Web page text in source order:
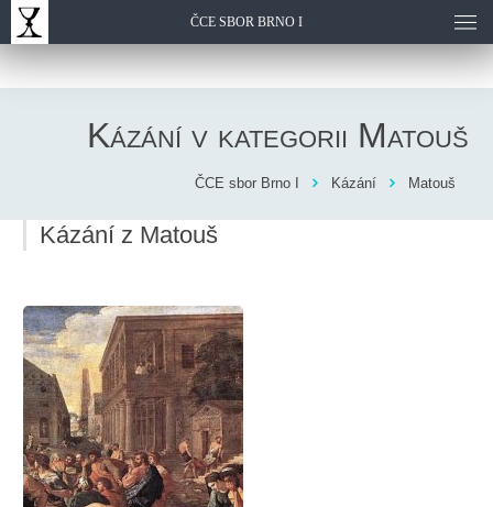
ČCE SBOR BRNO I
Kázání v kategorii Matouš
ČCE sbor Brno I Kázání Matouš
Kázání z Matouš